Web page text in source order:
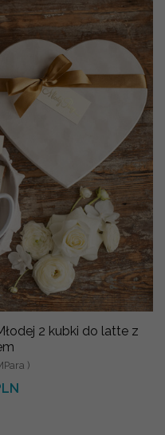
2 kubki do latte z
)